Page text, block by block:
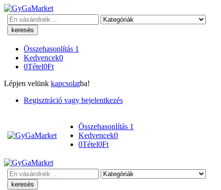
Keresés
Összehasonlítás 1
Kedvencek0
0Tétel0Ft
Lépjen velünk kapcsolatba!
Regisztráció vagy bejelentkezés
Összehasonlítás 1
Kedvencek0
0Tétel0Ft
Keresés